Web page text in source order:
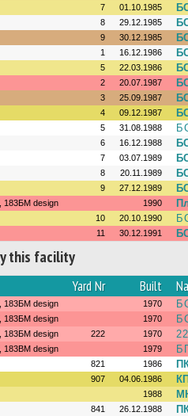
7 01.10.1985
8 29.12.1985
9 30.12.1985
1 16.12.1986
5 22.03.1986
2 20.07.1987
3 25.09.1987
4 09.12.1987
5 31.08.1988
6 16.12.1988
7 03.07.1989
8 20.11.1989
9 27.12.1989
183БМ design 1990
10 20.10.1990
11 30.12.1991
this facility
Yard Nr Built
183БМ design 1970
183БМ design 1970
183БМ design 222 1970
183ВМ design 1979
821 1986
907 04.06.1986
1988
841 26.12.1988